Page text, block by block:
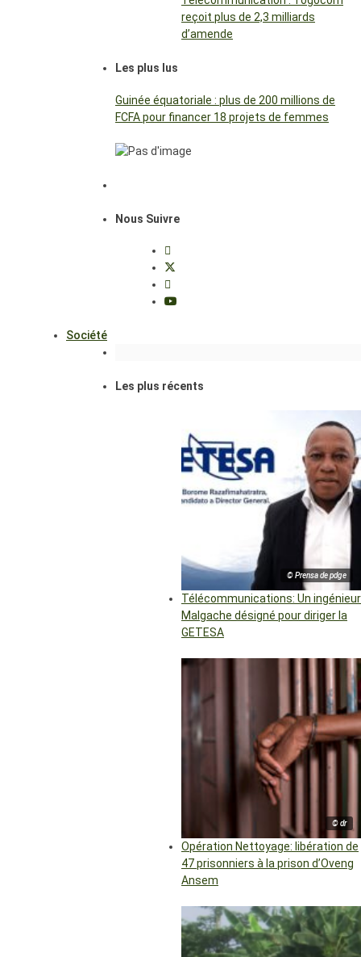
reçoit plus de 2,3 milliards
d’amende
Les plus lus
Guinée équatoriale : plus de 200 millions de
FCFA pour financer 18 projets de femmes
Nous Suivre
Société
Les plus récents
© Prensa de pdge
Télécommunications: Un ingénieur
Malgache désigné pour diriger la
GETESA
© dr
Opération Nettoyage: libération de
47 prisonniers à la prison d’Oveng
Ansem